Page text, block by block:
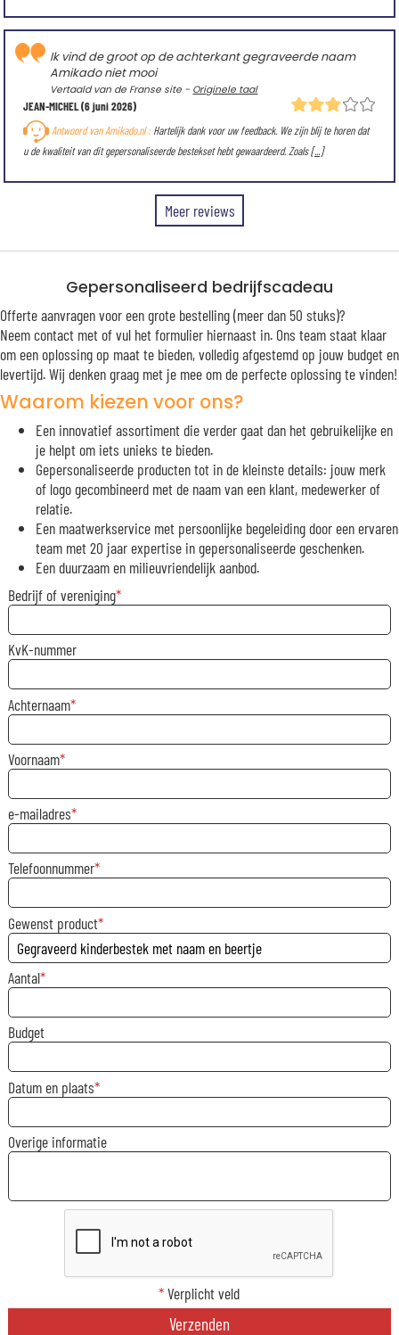
JEAN-MICHEL(6 juni 2026)
Ik vind de groot op de achterkant gegraveerde naam
Amikado niet mooi
Vertaald van de Franse site - Originele taal
Antwoord van Amikado.nl :Hartelijk dank voor uw feedback. We zijn blij te horen dat
u de kwaliteit van dit gepersonaliseerde bestekset hebt gewaardeerd. Zoals[...]
Meer reviews
Gepersonaliseerd bedrijfscadeau
Offerte aanvragen voor een grote bestelling (meer dan 50 stuks)?
Neem contact met of vul het formulier hiernaast in. Ons team staat klaar
om een oplossing op maat te bieden, volledig afgestemd op jouw budget en
levertijd. Wij denken graag met je mee om de perfecte oplossing te vinden!
Waarom kiezen voor ons?
Een innovatief assortiment die verder gaat dan het gebruikelijke en
je helpt om iets unieks te bieden.
Gepersonaliseerde producten tot in de kleinste details: jouw merk
of logo gecombineerd met de naam van een klant, medewerker of
relatie.
Een maatwerkservice met persoonlijke begeleiding door een ervaren
team met 20 jaar expertise in gepersonaliseerde geschenken.
Een duurzaam en milieuvriendelijk aanbod.
Bedrijf of vereniging
KvK-nummer
Achternaam
Voornaam
e-mailadres
Telefoonnummer
Gewenst product
Aantal
Budget
Datum en plaats
Overige informatie
*Verplicht veld
Verzenden